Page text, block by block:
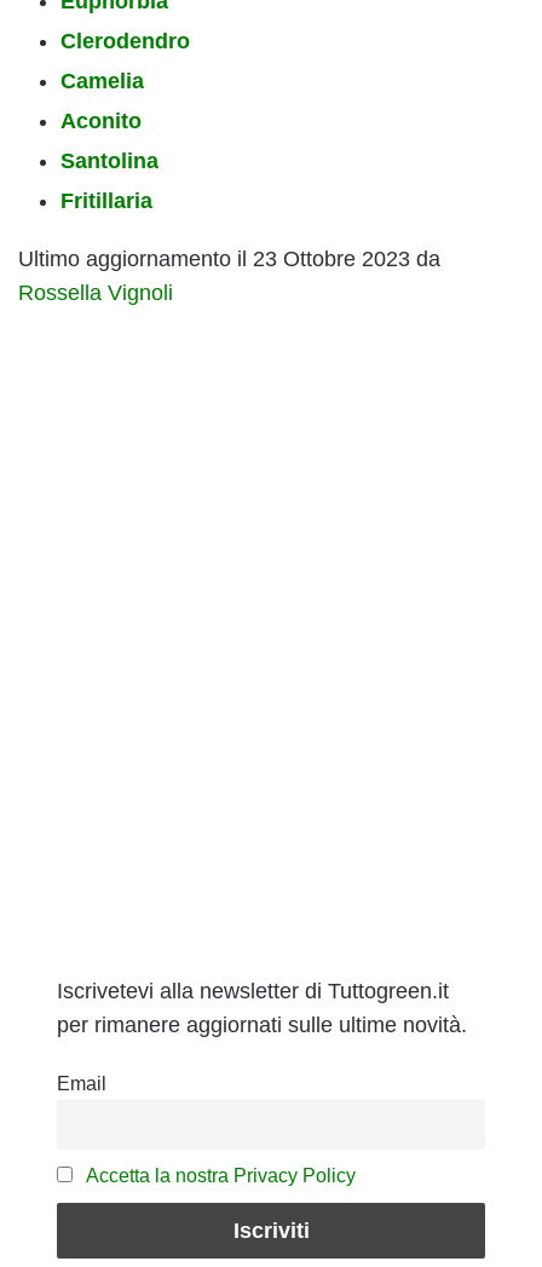
Clerodendro
Camelia
Aconito
Santolina
Fritillaria
Ultimo aggiornamento il 23 Ottobre 2023 da
Rossella Vignoli
Iscrivetevi alla newsletter di Tuttogreen.it
per rimanere aggiornati sulle ultime novità.
Email
Accetta la nostra Privacy Policy